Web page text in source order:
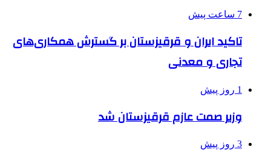
7 ساعت پیش
تاکید ایران و قرقیزستان بر گسترش همکاری‌های
تجاری و معدنی
1 روز پیش
وزیر صمت عازم قرقیزستان شد
3 روز پیش